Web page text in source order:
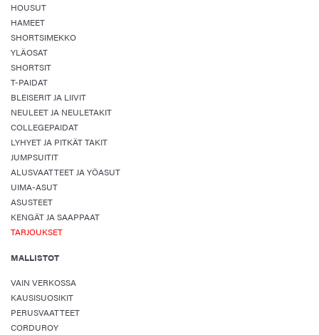
HOUSUT
HAMEET
SHORTSIMEKKO
YLÄOSAT
SHORTSIT
T-PAIDAT
BLEISERIT JA LIIVIT
NEULEET JA NEULETAKIT
COLLEGEPAIDAT
LYHYET JA PITKÄT TAKIT
JUMPSUITIT
ALUSVAATTEET JA YÖASUT
UIMA-ASUT
ASUSTEET
KENGÄT JA SAAPPAAT
TARJOUKSET
MALLISTOT
VAIN VERKOSSA
KAUSISUOSIKIT
PERUSVAATTEET
CORDUROY